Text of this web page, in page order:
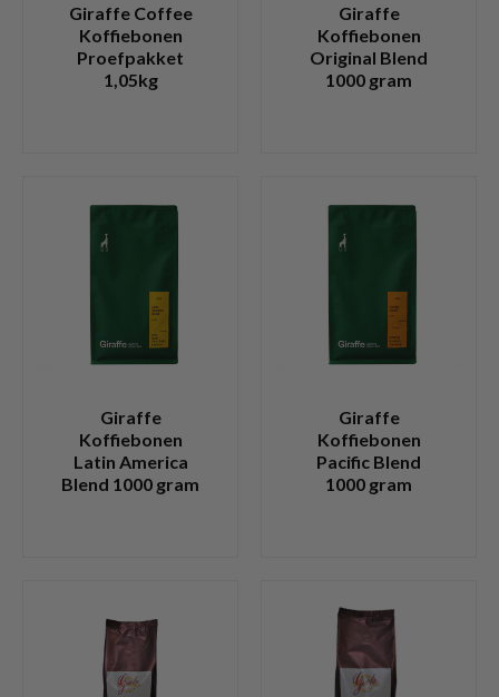
Giraffe Coffee
Koffiebonen
Proefpakket
1,05kg
Giraffe
Koffiebonen
Original Blend
1000 gram
Giraffe
Koffiebonen
Latin America
Blend 1000 gram
Giraffe
Koffiebonen
Pacific Blend
1000 gram